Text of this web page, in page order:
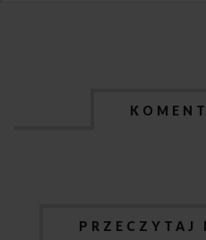
PRZECZYTAJ